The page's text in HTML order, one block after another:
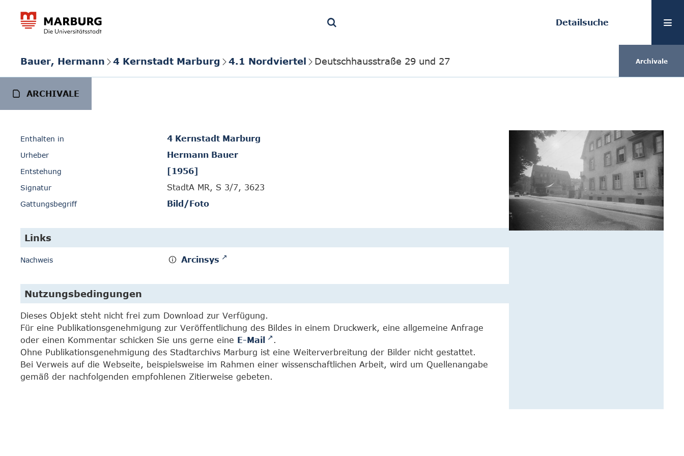
Detailsuche
Bauer, Hermann 4 Kernstadt Marburg 4.1 Nordviertel Deutschhausstraße 29 und 27 Archivale
ARCHIVALE
Enthalten in 4 Kernstadt Marburg
Urheber Hermann Bauer
Entstehung [1956]
Signatur StadtA MR, S 3/7, 3623
Gattungsbegriff Bild/Foto
Links
Nachweis Arcinsys
Nutzungsbedingungen
Dieses Objekt steht nicht frei zum Download zur Verfügung.
Für eine Publikationsgenehmigung zur Veröffentlichung des Bildes in einem Druckwerk, eine allgemeine Anfrage
oder einen Kommentar schicken Sie uns gerne eine E-Mail
.
Ohne Publikationsgenehmigung des Stadtarchivs Marburg ist eine Weiterverbreitung der Bilder nicht gestattet.
Bei Verweis auf die Webseite, beispielsweise im Rahmen einer wissenschaftlichen Arbeit, wird um Quellenangabe
gemäß der nachfolgenden empfohlenen Zitierweise gebeten.